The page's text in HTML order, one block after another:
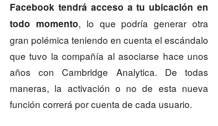
Facebook tendrá acceso a tu ubicación en
todo momento, lo que podría generar otra
gran polémica teniendo en cuenta el escándalo
que tuvo la compañía al asociarse hace unos
años con Cambridge Analytica. De todas
maneras, la activación o no de esta nueva
función correrá por cuenta de cada usuario.